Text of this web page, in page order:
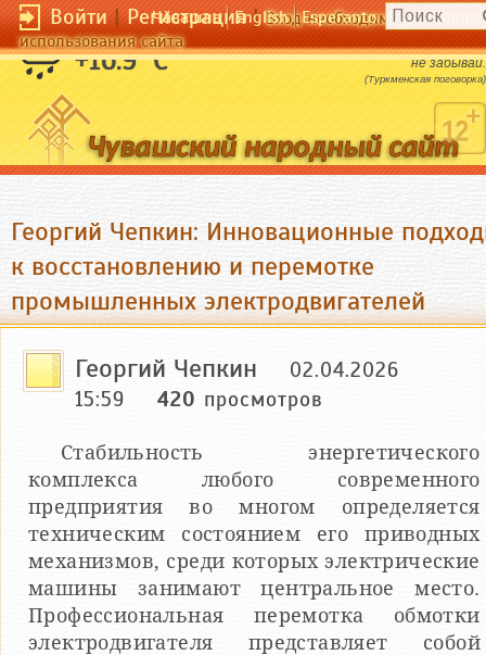
Войти|Регистрация|Вход необходим для
использования сайта
Чӑвашла English Esperanto
+16.9 °C
Дорогу выбирай любую, а родную страну
не забывай.
(Туркменская поговорка)
Георгий Чепкин: Инновационные
к восстановлению и перемотке
промышленных электродвигателей
Георгий Чепкин
02.04.2026
15:59
420 просмотров
Стабильность энергетического
комплекса любого современного
предприятия во многом определяется
техническим состоянием его приводных
механизмов, среди которых электрические
машины занимают центральное место.
Профессиональная перемотка обмотки
электродвигателя представляет собой